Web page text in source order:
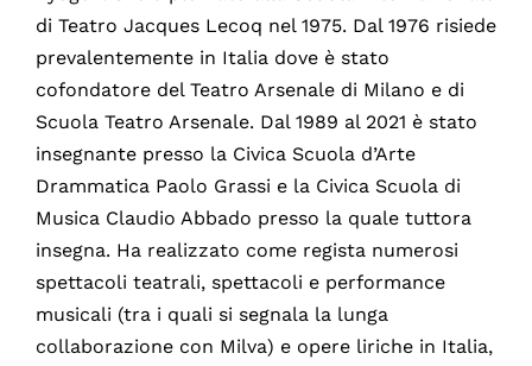
di Teatro Jacques Lecoq nel 1975. Dal 1976 risiede
prevalentemente in Italia dove è stato
cofondatore del Teatro Arsenale di Milano e di
Scuola Teatro Arsenale. Dal 1989 al 2021 è stato
insegnante presso la Civica Scuola d’Arte
Drammatica Paolo Grassi e la Civica Scuola di
Musica Claudio Abbado presso la quale tuttora
insegna. Ha realizzato come regista numerosi
spettacoli teatrali, spettacoli e performance
musicali (tra i quali si segnala la lunga
collaborazione con Milva) e opere liriche in Italia,